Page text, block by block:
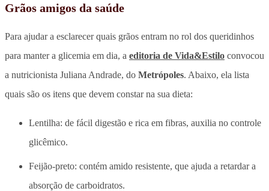
Grãos amigos da saúde
Para ajudar a esclarecer quais grãos entram no rol dos queridinhos
para manter a glicemia em dia, a editoria de Vida&Estilo convocou
a nutricionista Juliana Andrade, do Metrópoles. Abaixo, ela lista
quais são os itens que devem constar na sua dieta:
Lentilha: de fácil digestão e rica em fibras, auxilia no controle
glicêmico.
Feijão-preto: contém amido resistente, que ajuda a retardar a
absorção de carboidratos.